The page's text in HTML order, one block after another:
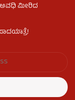
ಅವಧಿ ಮೀರಿದ